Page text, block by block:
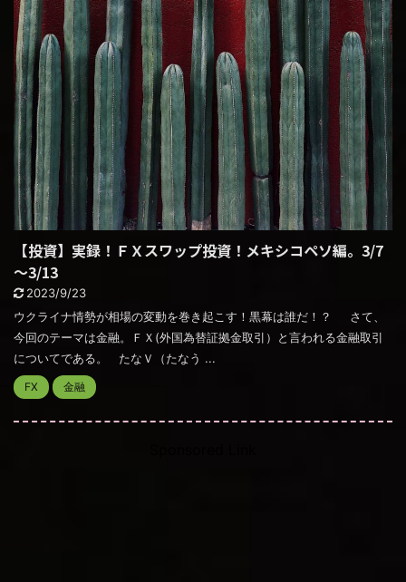
【投資】実録！ＦＸスワップ投資！メキシコペソ編。3/7
～3/13
2023/9/23
ウクライナ情勢が相場の変動を巻き起こす！黒幕は誰だ！？ さて、
今回のテーマは金融。ＦＸ(外国為替証拠金取引）と言われる金融取引
についてである。 たなＶ（たなう ...
FX 金融